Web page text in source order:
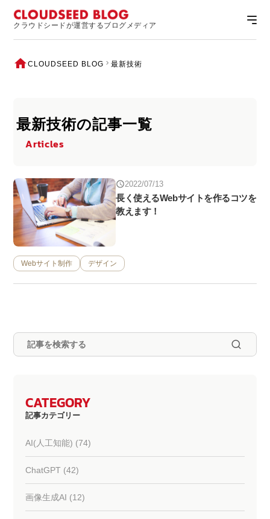
クラウドシードが運営するブログメディア
CLOUDSEED BLOG 最新技術
最新技術の記事一覧
Articles
2022/07/13
長く使えるWebサイトを作るコツを
教えます！
Webサイト制作 デザイン
CATEGORY
記事カテゴリー
AI(人工知能) (74)
ChatGPT (42)
画像生成AI (12)